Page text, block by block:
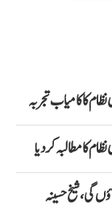
کا کامیاب تجربہ
گی، شیخ حسینہ